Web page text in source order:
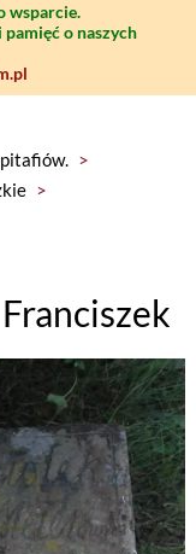
wsparcie.
o naszych
>
>